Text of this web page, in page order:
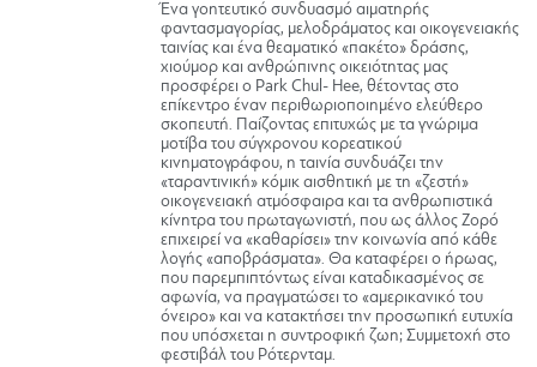
Ένα γοητευτικό συνδυασμό αιματηρής
φαντασμαγορίας, μελοδράματος και οικογενειακής
ταινίας και ένα θεαματικό «πακέτο» δράσης,
χιούμορ και ανθρώπινης οικειότητας μας
προσφέρει ο Park Chul- Hee, θέτοντας στο
επίκεντρο έναν περιθωριοποιημένο ελεύθερο
σκοπευτή. Παίζοντας επιτυχώς με τα γνώριμα
μοτίβα του σύγχρονου κορεατικού
κινηματογράφου, η ταινία συνδυάζει την
«ταραντινική» κόμικ αισθητική με τη «ζεστή»
οικογενειακή ατμόσφαιρα και τα ανθρωπιστικά
κίνητρα του πρωταγωνιστή, που ως άλλος Ζορό
επιχειρεί να «καθαρίσει» την κοινωνία από κάθε
λογής «αποβράσματα». Θα καταφέρει ο ήρωας,
που παρεμπιπτόντως είναι καταδικασμένος σε
αφωνία, να πραγματώσει το «αμερικανικό του
όνειρο» και να κατακτήσει την προσωπική ευτυχία
που υπόσχεται η συντροφική ζωη; Συμμετοχή στο
φεστιβάλ του Ρότερνταμ.